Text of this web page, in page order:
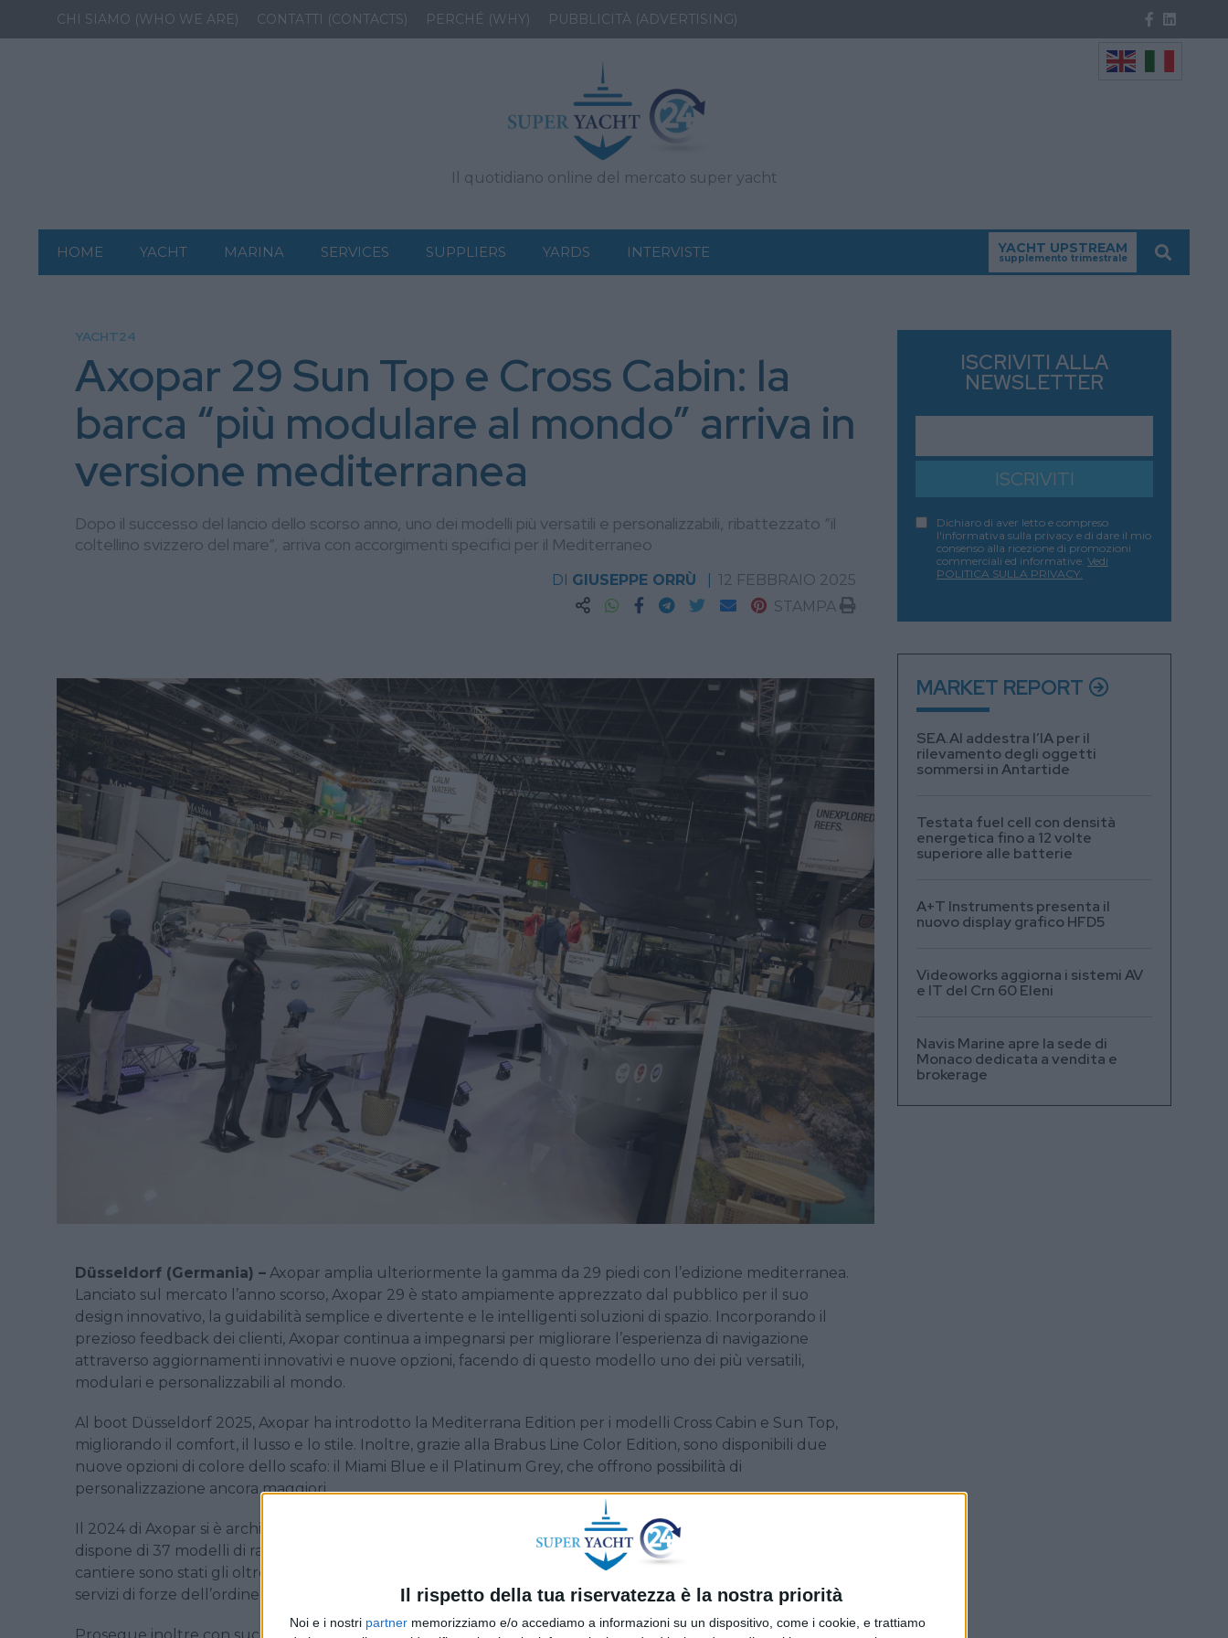
Il rispetto della tua riservatezza è la nostra priorità
Noi e i nostri partner memorizziamo e/o accediamo a informazioni su un dispositivo, come i cookie, e trattiamo
CHI SIAMO (WHO WE ARE) CONTATTI (CONTACTS) PERCHÉ (WHY) PUBBLICITÀ (ADVERTISING)
Il quotidiano online del mercato super yacht
HOME YACHT MARINA SERVICES SUPPLIERS YARDS INTERVISTE YACHT UPSTREAM
supplemento trimestrale
YACHT24
Axopar 29 Sun Top e Cross Cabin: la
barca “più modulare al mondo” arriva in
versione mediterranea
Dopo il successo del lancio dello scorso anno, uno dei modelli più versatili e personalizzabili, ribattezzato “il
coltellino svizzero del mare”, arriva con accorgimenti specifici per il Mediterraneo
DI GIUSEPPE ORRÙ
12 FEBBRAIO 2025
STAMPA
Düsseldorf (Germania) – Axopar amplia ulteriormente la gamma da 29 piedi con l’edizione mediterranea.
Lanciato sul mercato l’anno scorso, Axopar 29 è stato ampiamente apprezzato dal pubblico per il suo
design innovativo, la guidabilità semplice e divertente e le intelligenti soluzioni di spazio. Incorporando il
prezioso feedback dei clienti, Axopar continua a impegnarsi per migliorare l’esperienza di navigazione
attraverso aggiornamenti innovativi e nuove opzioni, facendo di questo modello uno dei più versatili,
modulari e personalizzabili al mondo.
Al boot Düsseldorf 2025, Axopar ha introdotto la Mediterrana Edition per i modelli Cross Cabin e Sun Top,
migliorando il comfort, il lusso e lo stile. Inoltre, grazie alla Brabus Line Color Edition, sono disponibili due
nuove opzioni di colore dello scafo: il Miami Blue e il Platinum Grey, che offrono possibilità di
personalizzazione ancora maggiori.
Il 2024 di Axopar si è archiviato con una crescita del 15% e un fatturato di 175 milioni di euro. La sua flotta
dispone di 37 modelli di range, con circa 500 unità costruite nel 2024. Il più grande ordine ricevuto dal
cantiere sono stati gli oltre 50 Axopar 37 richiesti dal governo degli Emirati Arabi Uniti da utilizzare per
servizi di forze dell’ordine in mare.
ISCRIVITI ALLA
NEWSLETTER
ISCRIVITI
Dichiaro di aver letto e compreso
l'informativa sulla privacy e di dare il mio
consenso alla ricezione di promozioni
commerciali ed informative. Vedi
POLITICA SULLA PRIVACY.
MARKET REPORT
SEA.AI addestra l’IA per il
rilevamento degli oggetti
sommersi in Antartide
Testata fuel cell con densità
energetica fino a 12 volte
superiore alle batterie
A+T Instruments presenta il
nuovo display grafico HFD5
Videoworks aggiorna i sistemi AV
e IT del Crn 60 Eleni
Navis Marine apre la sede di
Monaco dedicata a vendita e
brokerage